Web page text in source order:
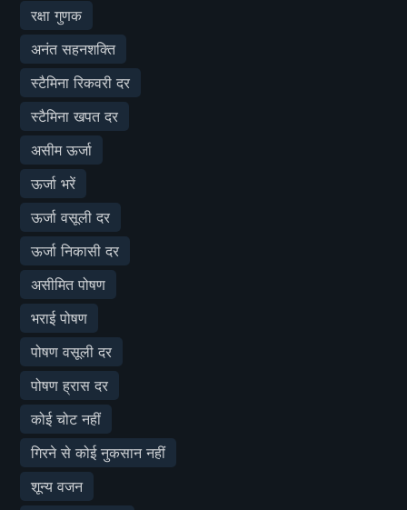
रक्षा गुणक
अनंत सहनशक्ति
स्टैमिना रिकवरी दर
स्टैमिना खपत दर
असीम ऊर्जा
ऊर्जा भरें
ऊर्जा वसूली दर
ऊर्जा निकासी दर
असीमित पोषण
भराई पोषण
पोषण वसूली दर
पोषण ह्रास दर
कोई चोट नहीं
गिरने से कोई नुकसान नहीं
शून्य वजन